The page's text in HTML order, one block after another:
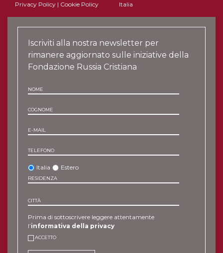
Privacy Policy | Cookie Policy
Italia
Iscriviti alla nostra newsletter per
rimanere aggiornato sulle iniziative della
Fondazione Russia Cristiana
NOME
COGNOME
E-MAIL
TELEFONO
Italia Estero
RESIDENZA
CITTÀ
Prima di sottoscrivere leggere attentamente
l’informativa della privacy
ACCETTO